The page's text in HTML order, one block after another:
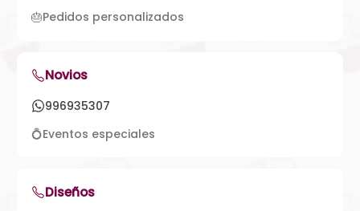
🎂Pedidos personalizados
Novios
996935307
💍Eventos especiales
Diseños